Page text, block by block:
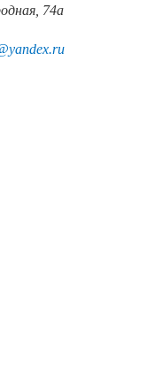
74а
yandex.ru